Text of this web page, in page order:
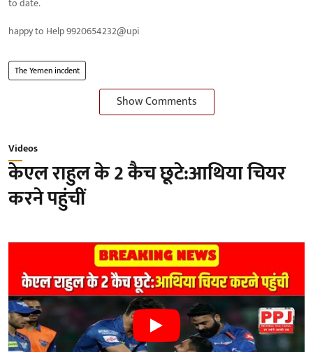
happy to Help 9920654232@upi
The Yemen incdent
Show Comments
Videos
केएल राहुल के 2 कैच छूटे:आथिया चियर
करने पहुंचीं